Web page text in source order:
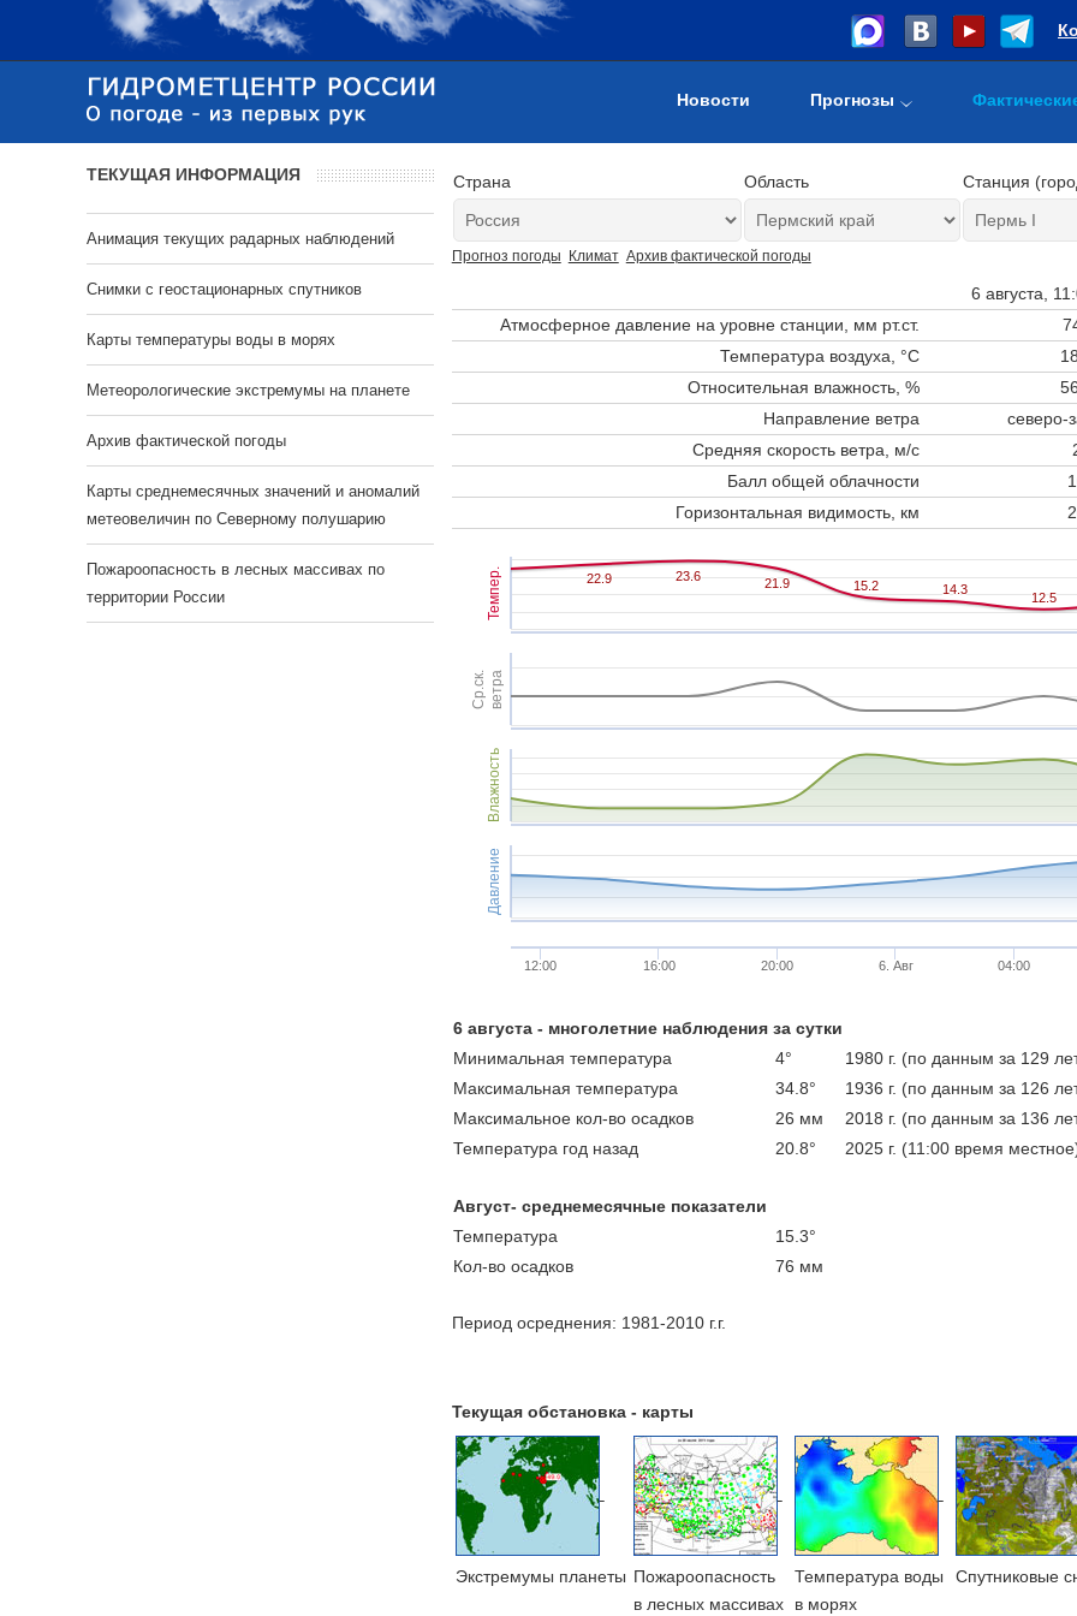
Новости Прогнозы
Страна Область Станция
Прогноз погоды Климат Архив фактической погоды
6 августа,
Атмосферное давление на уровне станции, мм рт.ст.
Температура воздуха, °C
Относительная влажность, %
Направление ветра
северо-
Средняя скорость ветра, м/с
Балл общей облачности
Горизонтальная видимость, км
Темпер.
Ср.ск.ветра
Влажность
Давление
22.9
22.9 23.6
23.6 21.9
21.9 15.2
15.2 14.3
14.3
12.5
12.5
12:00 16:00 20:00 6. Авг 04:00
6 августа - многолетние наблюдения за сутки
Минимальная температура
4°
1980 г. (по данным за 129
Максимальная температура
34.8°
1936 г. (по данным за 126
Максимальное кол-во осадков
26 мм
2018 г. (по данным за 136
Температура год назад
20.8° 2025 г. (11:00 время
Август- среднемесячные показатели
Температура
15.3°
Кол-во осадков
76 мм
Период осреднения: 1981-2010 г.г.
Текущая обстановка - карты
Экстремумы планеты Пожароопасность
в лесных массивах
Температура воды
в морях
Cпутниковые
ТЕКУЩАЯ ИНФОРМАЦИЯ
Анимация текущих радарных наблюдений
Cнимки с геостационарных спутников
Карты температуры воды в морях
Метеорологические экстремумы на планете
Архив фактической погоды
Карты среднемесячных значений и аномалий
метеовеличин по Северному полушарию
Пожароопасность в лесных массивах по
территории России